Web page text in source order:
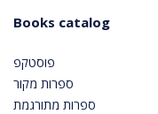
Books catalog
פוסטקפ
ספרות מקור
ספרות מתורגמת